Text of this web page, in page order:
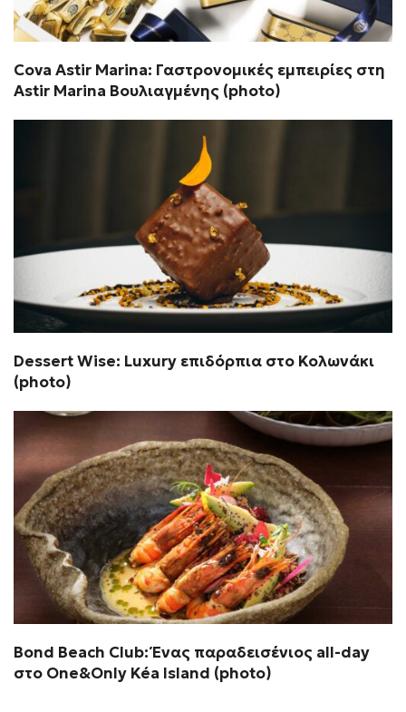
Cova Astir Marina: Γαστρονομικές εμπειρίες στη
Astir Marina Βουλιαγμένης (photo)
Dessert Wise: Luxury επιδόρπια στο Κολωνάκι
(photo)
Bond Beach Club: Ένας παραδεισένιος all-day
στο One&Only Kéa Island (photo)